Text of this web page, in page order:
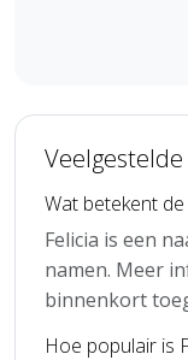
Wat betekent de
Felicia is een
namen. Meer
binnenkort
Hoe populair is